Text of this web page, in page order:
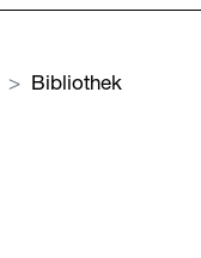
Bibliothek